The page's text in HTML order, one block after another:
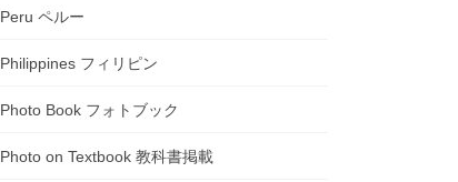
Peru ペルー
Philippines フィリピン
Photo Book フォトブック
Photo on Textbook 教科書掲載